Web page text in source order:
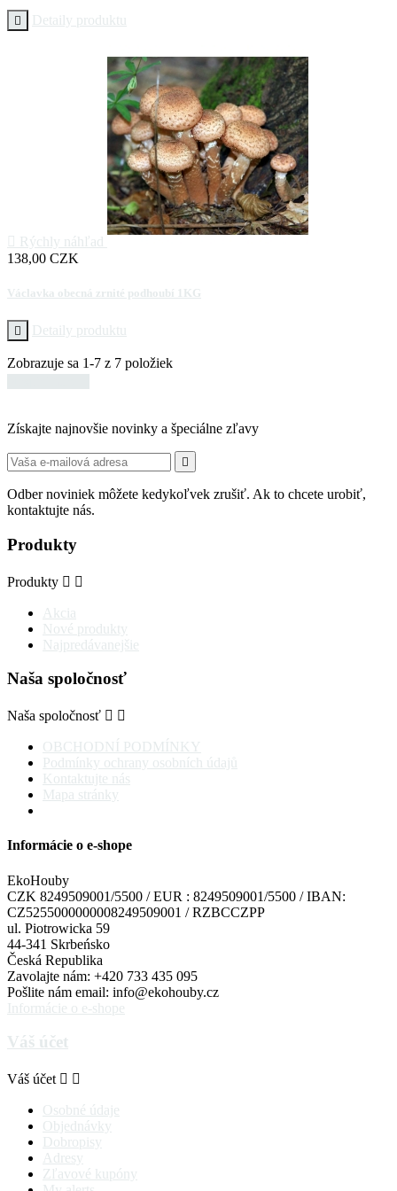
 Detaily produktu
Rýchly náhľad
Cena
138,00 CZK
Václavka obecná zrnité podhoubí 1KG
 Detaily produktu
Zobrazuje sa 1-7 z 7 položiek
Získajte najnovšie novinky a špeciálne zľavy

Odber noviniek môžete kedykoľvek zrušiť. Ak to chcete urobiť,
kontaktujte nás.
Produkty
Produkty  
Akcia
Nové produkty
Najpredávanejšie
Naša spoločnosť
Naša spoločnosť  
OBCHODNÍ PODMÍNKY
Podmínky ochrany osobních údajů
Kontaktujte nás
Mapa stránky
Informácie o e-shope
EkoHouby
CZK 8249509001/5500 / EUR : 8249509001/5500 / IBAN:
CZ5255000000008249509001 / RZBCCZPP
ul. Piotrowicka 59
44-341 Skrbeńsko
Česká Republika
Zavolajte nám: +420 733 435 095
Pošlite nám email: info@ekohouby.cz
Informácie o e-shope
Váš účet
Váš účet  
Osobné údaje
Objednávky
Dobropisy
Adresy
Zľavové kupóny